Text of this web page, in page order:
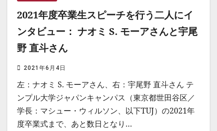
2021年度卒業生スピーチを行う二人にイ
ンタビュー： ナオミ S. モーアさんと宇尾
野 直斗さん
2021年6月4日
左：ナオミ S. モーアさん、右：宇尾野 直斗さん テ
ンプル大学ジャパンキャンパス（東京都世田谷区／
学長：マシュー・ウィルソン、以下TUJ）の2021年
度卒業式まで、あと数日となり…